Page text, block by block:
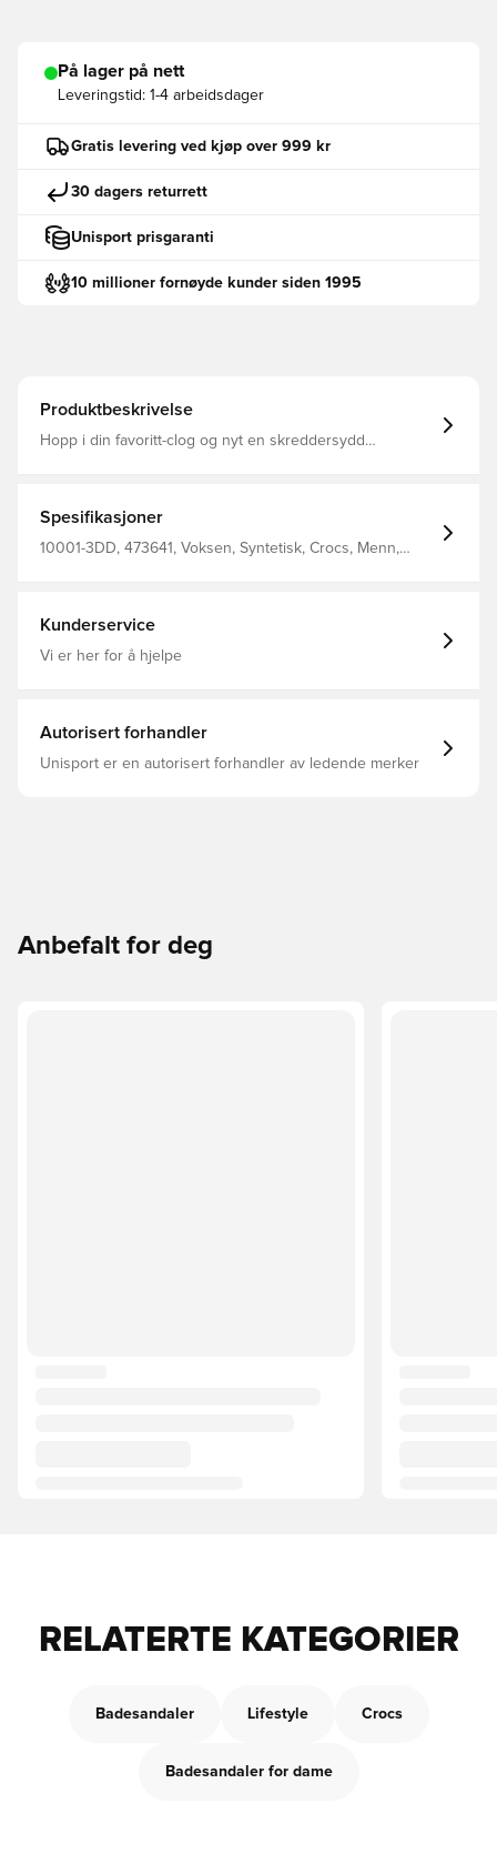
På lager på nett
Leveringstid: 1-4 arbeidsdager
Gratis levering ved kjøp over 999 kr
30 dagers returrett
Unisport prisgaranti
10 millioner fornøyde kunder siden 1995
Produktbeskrivelse
Hopp i din favoritt-clog og nyt en skreddersydd
buestøtte. Ventilasjonshullene sørger for pusteevne og
hjelper vann og smuss med å renne ut. Helstøpt
Croslite™-materiale for den velkjente Crocs-komforten.
Spesifikasjoner
10001-3DD, 473641, Voksen, Syntetisk, Crocs, Menn,
Kunderservice
Vi er her for å hjelpe
Autorisert forhandler
Unisport er en autorisert forhandler av ledende merker
Anbefalt for deg
RELATERTE KATEGORIER
Badesandaler Lifestyle Crocs
Badesandaler for dame